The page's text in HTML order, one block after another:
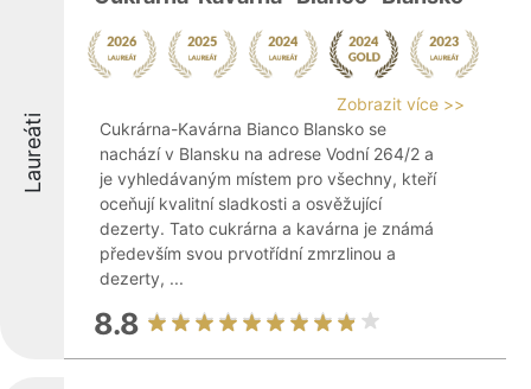
Laureáti
Zobrazit více >>
Cukrárna-Kavárna Bianco Blansko se
nachází v Blansku na adrese Vodní 264/2 a
je vyhledávaným místem pro všechny, kteří
oceňují kvalitní sladkosti a osvěžující
dezerty. Tato cukrárna a kavárna je známá
především svou prvotřídní zmrzlinou a
dezerty, ...
8.8